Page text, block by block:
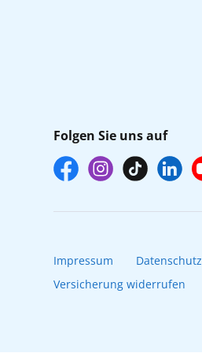
Folgen Sie uns auf
Impressum Datenschutz
Versicherung widerrufen